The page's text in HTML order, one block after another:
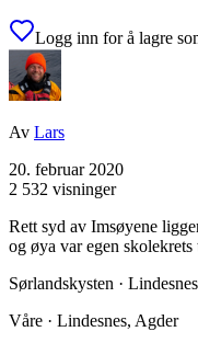
Logg inn for å lagre
Av Lars
20. februar 2020
2 532 visninger
Rett syd av Imsøyene
og øya var egen
Sørlandskysten · Lindesnes
Våre · Lindesnes, Agder